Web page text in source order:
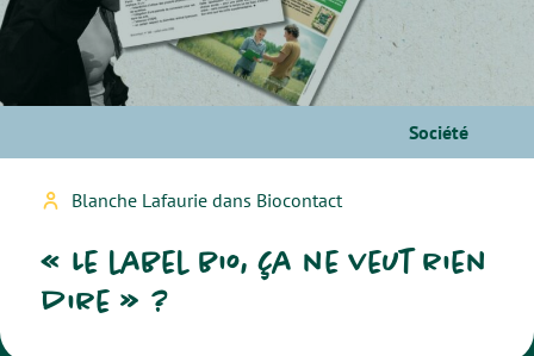
Société
Blanche Lafaurie dans Biocontact
« Le label bio, ça ne veut rien
dire » ?